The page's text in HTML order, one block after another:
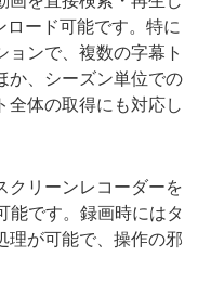
ード可能です。特に
ョンで、複数の字幕ト
か、シーズン単位での
全体の取得にも対応し
クリーンレコーダーを
能です。録画時にはタ
理が可能で、操作の邪